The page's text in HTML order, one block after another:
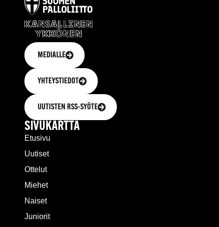
MEDIALLE
YHTEYSTIEDOT
UUTISTEN RSS-SYÖTE
SIVUKARTTA
Etusivu
Uutiset
Ottelut
Miehet
Naiset
Juniorit